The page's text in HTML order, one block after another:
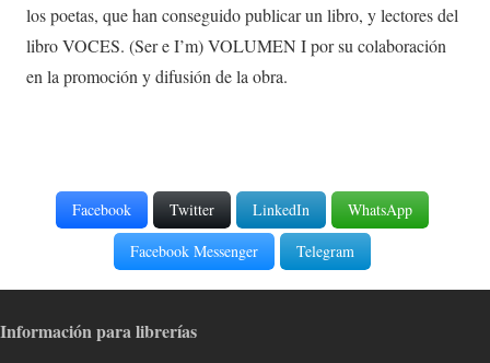
los poetas, que han conseguido publicar un libro, y lectores del
libro VOCES. (Ser e I’m) VOLUMEN I por su colaboración
en la promoción y difusión de la obra.
Facebook Twitter LinkedIn
WhatsApp
Facebook Messenger
Telegram
Información para librerías